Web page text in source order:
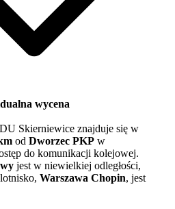
wycena
Skierniewice znajduje się w
od Dworzec PKP w
do komunikacji kolejowej.
jest w niewielkiej odległości,
Warszawa Chopin, jest